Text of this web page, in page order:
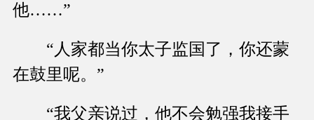
他……”
“人家都当你太子监国了，你还蒙
在鼓里呢。”
“我父亲说过，他不会勉强我接手